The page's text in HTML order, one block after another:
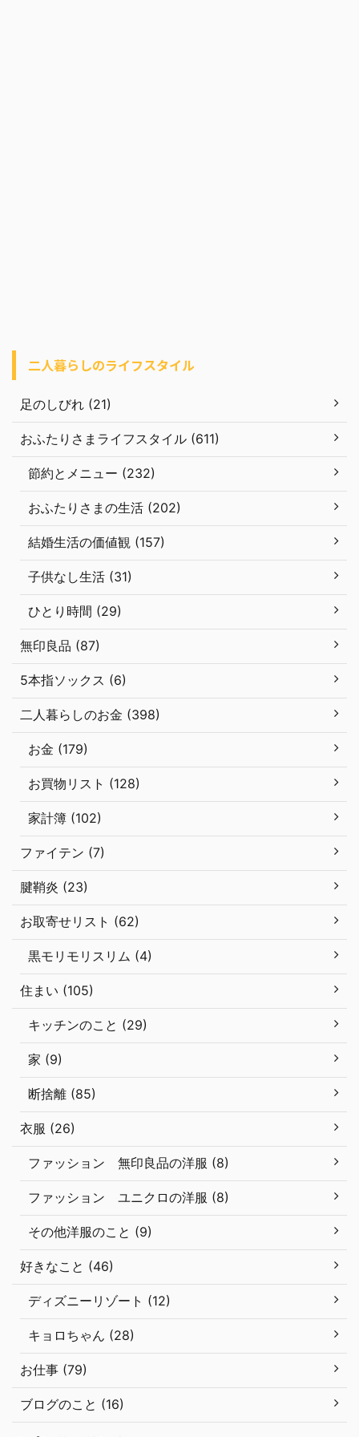
二人暮らしのライフスタイル
足のしびれ (21)
おふたりさまライフスタイル (611)
節約とメニュー (232)
おふたりさまの生活 (202)
結婚生活の価値観 (157)
子供なし生活 (31)
ひとり時間 (29)
無印良品 (87)
5本指ソックス (6)
二人暮らしのお金 (398)
お金 (179)
お買物リスト (128)
家計簿 (102)
ファイテン (7)
腱鞘炎 (23)
お取寄せリスト (62)
黒モリモリスリム (4)
住まい (105)
キッチンのこと (29)
家 (9)
断捨離 (85)
衣服 (26)
ファッション 無印良品の洋服 (8)
ファッション ユニクロの洋服 (8)
その他洋服のこと (9)
好きなこと (46)
ディズニーリゾート (12)
キョロちゃん (28)
お仕事 (79)
ブログのこと (16)